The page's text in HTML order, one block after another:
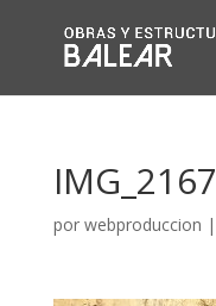
IMG_2167
por webproduccion |